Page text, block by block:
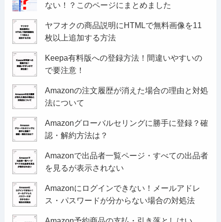
ない！？このページにまとめました
ヤフオクの商品説明にHTMLで無料画像を11
枚以上追加する方法
Keepa有料版への登録方法！間違いやすいの
で要注意！
Amazonの注文履歴が消えた場合の理由と対処
法について
Amazonグローバルセリングに勝手に登録？確
認・解約方法は？
Amazonで出品者一覧ページ・すべての出品者
を見るが表示されない
Amazonにログインできない！メールアドレ
ス・パスワードが分からない場合の対処法